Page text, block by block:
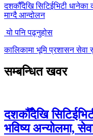
दशकौँदेखि सिटिईभिटी धानेका
माग्दै आन्दोलन
यो पनि पढ्नुहोस
कालिकामा भूमि प्रशासन सेवा
सम्बन्धित खवर
दशकौँदेखि
भविष्य अन्योलमा,